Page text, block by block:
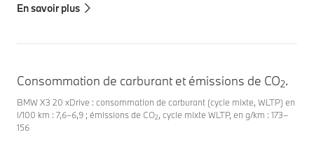
En savoir plus
Consommation de carburant et émissions de CO2.
BMW X3 20 xDrive : consommation de carburant (cycle mixte, WLTP) en
l/100 km : 7,6–6,9 ; émissions de CO2, cycle mixte WLTP, en g/km : 173–
156